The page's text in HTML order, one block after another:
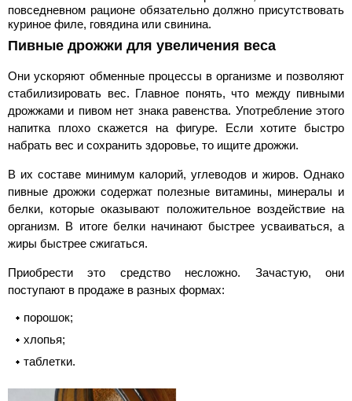
повседневном рационе обязательно должно присутствовать
куриное филе, говядина или свинина.
Пивные дрожжи для увеличения веса
Они ускоряют обменные процессы в организме и позволяют
стабилизировать вес. Главное понять, что между пивными
дрожжами и пивом нет знака равенства. Употребление этого
напитка плохо скажется на фигуре. Если хотите быстро
набрать вес и сохранить здоровье, то ищите дрожжи.
В их составе минимум калорий, углеводов и жиров. Однако
пивные дрожжи содержат полезные витамины, минералы и
белки, которые оказывают положительное воздействие на
организм. В итоге белки начинают быстрее усваиваться, а
жиры быстрее сжигаться.
Приобрести это средство несложно. Зачастую, они
поступают в продаже в разных формах:
порошок;
хлопья;
таблетки.